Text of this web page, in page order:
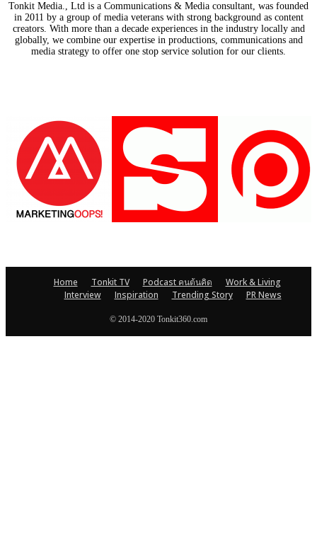
Tonkit Media., Ltd is a Communications & Media consultant, was founded
in 2011 by a group of media veterans with strong background as content
creators. With more than a decade experiences in the industry locally and
globally, we combine our expertise in productions, communications and
media strategy to offer one stop service solution for our clients.
Home Tonkit TV Podcast คนต้นคิด
Work & Living
Interview
Inspiration Trending Story PR News
© 2014-2020 Tonkit360.com